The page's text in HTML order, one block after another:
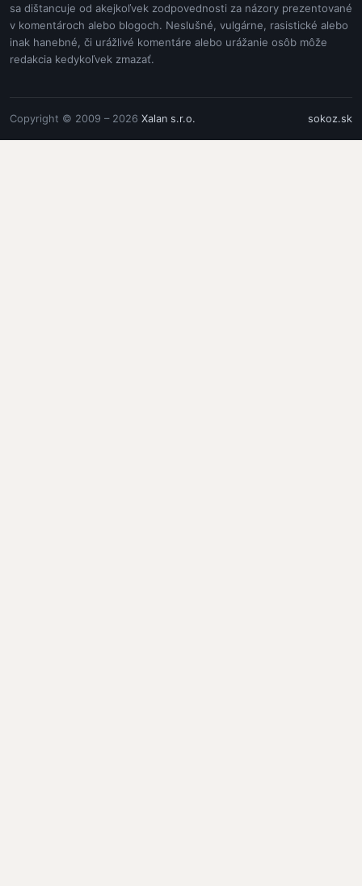
sa dištancuje od akejkoľvek zodpovednosti za názory prezentované
v komentároch alebo blogoch. Neslušné, vulgárne, rasistické alebo
inak hanebné, či urážlivé komentáre alebo urážanie osôb môže
redakcia kedykoľvek zmazať.
Copyright © 2009 – 2026 Xalan s.r.o. sokoz.sk